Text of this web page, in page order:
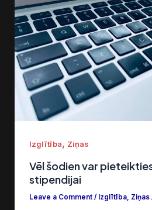
Izglītība, Ziņas
Vēl šodien var
stipendijai
Leave a Comment / Izglītība, Ziņas